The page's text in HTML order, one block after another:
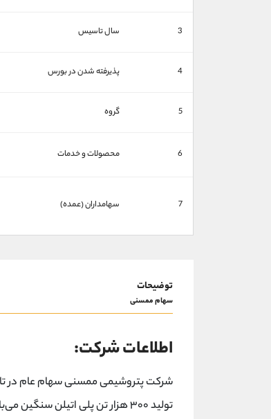
3 سال تاسیس
4 پذیرفته شدن در بورس
5 گروه
6 محصولات و خدمات
7 سهامداران (عمده)
توضیحات
سهام ممسنی
اطلاعات شرکت: